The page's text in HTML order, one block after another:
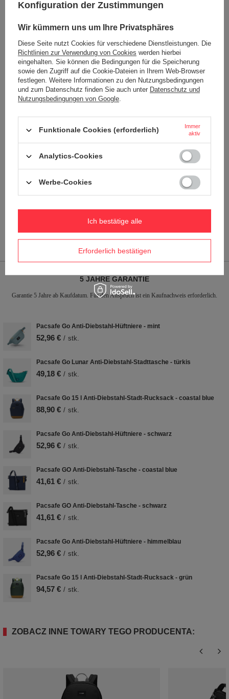
Bildschirmdiagonale des Tablets 8''
Wasserfest
1000 mm
JA
Interner Clip zur Befestigung von
Geldbörsen und Schlüsseln
JA
Gewicht (g)
Kapazität 2,5 l
Material recycelter Polyester
5 JAHRE GARANTIE
Garantie 5 Jahre ab Kaufdatum. Für den Anspruch ist ein Kaufnachweis erforderlich.
Pacsafe Go Anti-Diebstahl-Hüftniere - mint
52,96 € / stk.
Pacsafe Go Lunar Anti-Diebstahl-Stadttasche - türkis
49,18 € / stk.
Pacsafe Go 15 l Anti-Diebstahl-Stadt-Rucksack - coastal blue
88,90 € / stk.
Pacsafe Go Anti-Diebstahl-Hüftniere - schwarz
52,96 € / stk.
Pacsafe GO Anti-Diebstahl-Tasche - coastal blue
41,61 € / stk.
Pacsafe GO Anti-Diebstahl-Tasche - schwarz
41,61 € / stk.
Pacsafe Go Anti-Diebstahl-Hüftniere - himmelblau
52,96 € / stk.
Pacsafe Go 15 l Anti-Diebstahl-Stadt-Rucksack - grün
94,57 € / stk.
ZOBACZ INNE TOWARY TEGO PRODUCENTA:
Konfiguration der Zustimmungen
Wir kümmern uns um Ihre Privatsphäres
Diese Seite nutzt Cookies für verschiedene Dienstleistungen. Die
Richtlinien zur Verwendung von Cookies werden hierbei
eingehalten. Sie können die Bedingungen für die Speicherung
sowie den Zugriff auf die Cookie-Dateien in Ihrem Web-Browser
festlegen. Weitere Informationen zu den Nutzungsbedingungen
und zum Datenschutz finden Sie auch unter Datenschutz und
Nutzungsbedingungen von Google.
Funktionale Cookies (erforderlich)
Immer
aktiv
Analytics-Cookies
Werbe-Cookies
Erforderlich bestätigen
Ich bestätige alle